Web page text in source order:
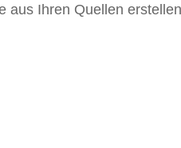
aus Ihren Quellen